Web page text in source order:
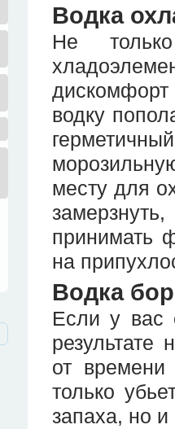
Водка
Не
водку
месту для
принимать
на
Водка
Если у вас
результате
от времени
только
запаха, но